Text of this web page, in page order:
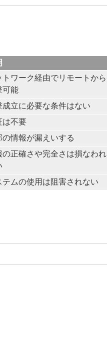
トワーク経由でリモートから
可能
成立に必要な条件はない
は不要
の情報が漏えいする
の正確さや完全さは損なわれ
テムの使用は阻害されない